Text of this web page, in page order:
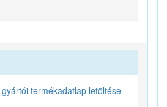
termékadatlap letöltése